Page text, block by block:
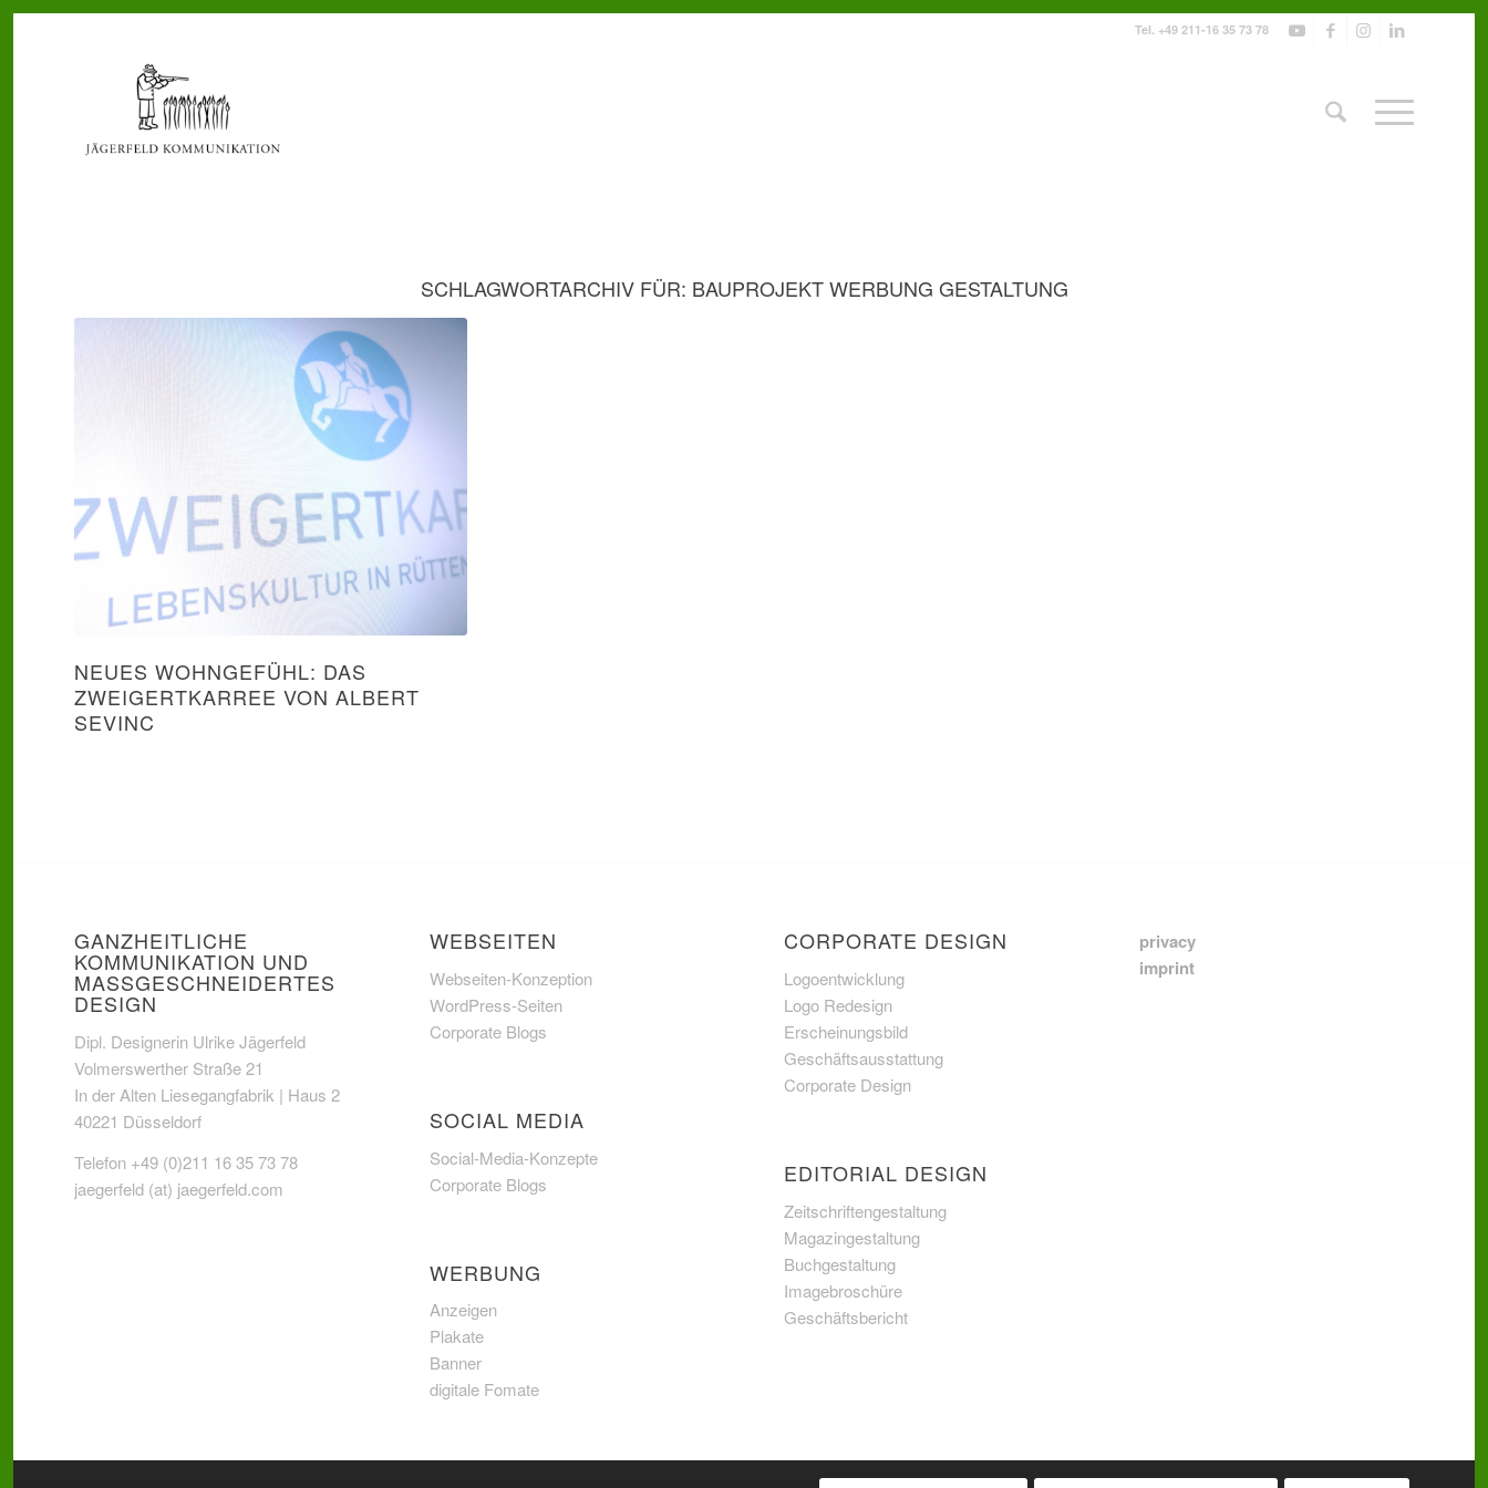
Tel. +49 211-16 35 73 78
SCHLAGWORTARCHIV FÜR: BAUPROJEKT WERBUNG GESTALTUNG
NEUES WOHNGEFÜHL: DAS
ZWEIGERTKARREE VON ALBERT
SEVINC
GANZHEITLICHE
KOMMUNIKATION UND
MASSGESCHNEIDERTES D
ESIGN
Dipl. Designerin Ulrike Jägerfeld
Volmerswerther Straße 21
In der Alten Liesegangfabrik | Haus 2
40221 Düsseldorf
Telefon +49 (0)211 16 35 73 78
jaegerfeld (at) jaegerfeld.com
WEBSEITEN
Webseiten-Konzeption
WordPress-Seiten
Corporate Blogs
SOCIAL MEDIA
Social-Media-Konzepte
Corporate Blogs
WERBUNG
Anzeigen
Plakate
Banner
digitale Fomate
CORPORATE DESIGN
Logoentwicklung
Logo Redesign
Erscheinungsbild
Geschäftsausstattung
Corporate Design
EDITORIAL DESIGN
Zeitschriftengestaltung
Magazingestaltung
Buchgestaltung
Imagebroschüre
Geschäftsbericht
privacy
imprint